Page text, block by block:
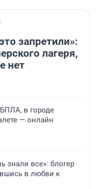
запретили»:
лагеря,
нет
в городе
— онлайн
знали все»: блогер
в любви к